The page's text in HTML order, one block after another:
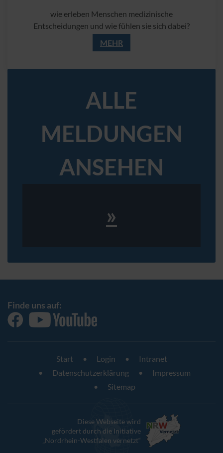
wie erleben Menschen medizinische
Entscheidungen und wie fühlen sie sich dabei?
MEHR
ALLE
MELDUNGEN
ANSEHEN
»
Finde uns auf:
Start Login
Intranet
Datenschutzerklärung
Impressum
Sitemap
Diese Webseite wird
gefördert durch die Initiative
„Nordrhein-Westfalen vernetzt“